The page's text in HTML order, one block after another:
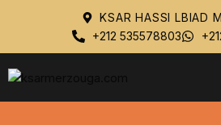
KSAR HASSI LBIAD
+212 535578803